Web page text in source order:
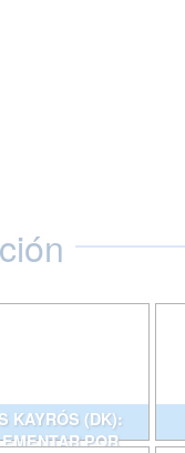
KAYRÓS (DK):
POR